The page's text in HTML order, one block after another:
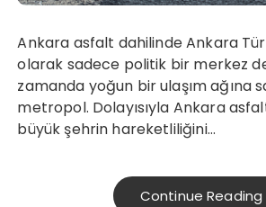
Ankara asfalt dahilinde Ankara Türkiye’nin başkenti
olarak sadece politik bir merkez
zamanda yoğun bir ulaşım ağına
metropol. Dolayısıyla Ankara
büyük şehrin hareketliliğini…
Continue Reading